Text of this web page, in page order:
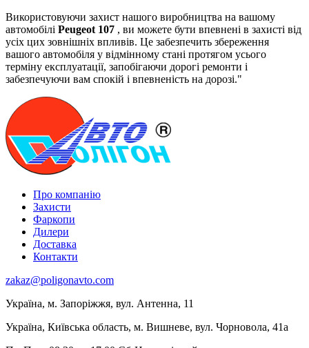
Використовуючи захист нашого виробництва на вашому
автомобілі Peugeot 107 , ви можете бути впевнені в захисті від
усіх цих зовнішніх впливів. Це забезпечить збереження
вашого автомобіля у відмінному стані протягом усього
терміну експлуатації, запобігаючи дорогі ремонти і
забезпечуючи вам спокій і впевненість на дорозі."
Про компанію
Захисти
Фаркопи
Дилери
Доставка
Контакти
zakaz@poligonavto.com
Україна, м. Запоріжжя, вул. Антенна, 11
Україна, Київська область, м. Вишневе, вул. Чорновола, 41а